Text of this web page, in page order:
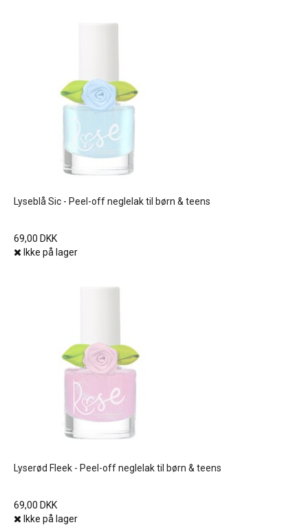
Lyseblå Sic - Peel-off neglelak til børn & teens
69,00 DKK
Ikke på lager
Lyserød Fleek - Peel-off neglelak til børn & teens
69,00 DKK
Ikke på lager